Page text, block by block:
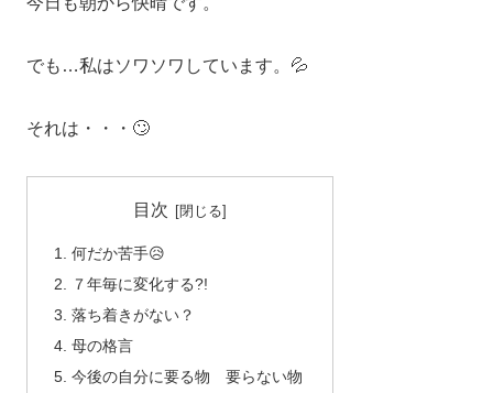
でも…私はソワソワしています。💦
それは・・・🙄
目次
何だか苦手😥
７年毎に変化する?!
落ち着きがない？
母の格言
今後の自分に要る物 要らない物